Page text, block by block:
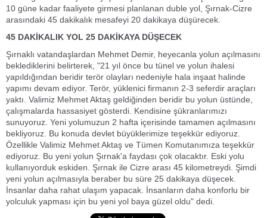
10 güne kadar faaliyete girmesi planlanan duble yol, Şırnak-Cizre
arasındaki 45 dakikalık mesafeyi 20 dakikaya düşürecek.
45 DAKİKALIK YOL 25 DAKİKAYA DÜŞECEK
Şırnaklı vatandaşlardan Mehmet Demir, heyecanla yolun açılmasını
beklediklerini belirterek, "21 yıl önce bu tünel ve yolun ihalesi
yapıldığından beridir terör olayları nedeniyle hala inşaat halinde
yapımı devam ediyor. Terör, yüklenici firmanın 2-3 seferdir araçları
yaktı. Valimiz Mehmet Aktaş geldiğinden beridir bu yolun üstünde,
çalışmalarda hassasiyet gösterdi. Kendisine şükranlarımızı
sunuyoruz. Yeni yolumuzun 2 hafta içerisinde tamamen açılmasını
bekliyoruz. Bu konuda devlet büyüklerimize teşekkür ediyoruz.
Özellikle Valimiz Mehmet Aktaş ve Tümen Komutanımıza teşekkür
ediyoruz. Bu yeni yolun Şırnak'a faydası çok olacaktır. Eski yolu
kullanıyorduk eskiden. Şırnak ile Cizre arası 45 kilometreydi. Şimdi
yeni yolun açılmasıyla beraber bu süre 25 dakikaya düşecek.
İnsanlar daha rahat ulaşım yapacak. İnsanların daha konforlu bir
yolculuk yapması için bu yeni yol baya güzel oldu" dedi.